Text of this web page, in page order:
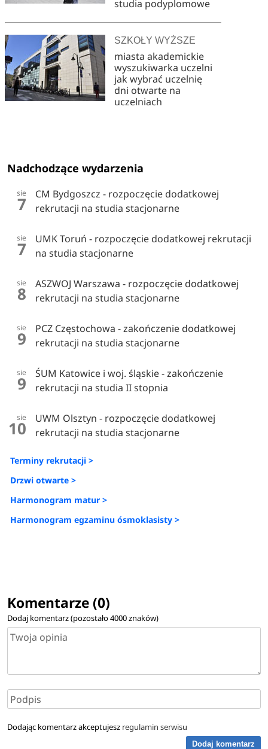
studia podyplomowe
SZKOŁY WYŻSZE
miasta akademickie
wyszukiwarka uczelni
jak wybrać uczelnię
dni otwarte na
uczelniach
Nadchodzące wydarzenia
sie
7
CM Bydgoszcz - rozpoczęcie dodatkowej
rekrutacji na studia stacjonarne
sie
7
UMK Toruń - rozpoczęcie dodatkowej rekrutacji
na studia stacjonarne
sie
8
ASZWOJ Warszawa - rozpoczęcie dodatkowej
rekrutacji na studia stacjonarne
sie
9
PCZ Częstochowa - zakończenie dodatkowej
rekrutacji na studia stacjonarne
sie
9
ŚUM Katowice i woj. śląskie - zakończenie
rekrutacji na studia II stopnia
sie
10
UWM Olsztyn - rozpoczęcie dodatkowej
rekrutacji na studia stacjonarne
Terminy rekrutacji >
Drzwi otwarte >
Harmonogram matur >
Harmonogram egzaminu ósmoklasisty >
Komentarze (0)
Dodaj komentarz (pozostało4000znaków)
Dodając komentarz akceptujesz regulamin serwisu
Dodaj komentarz